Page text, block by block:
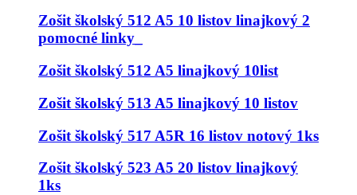
Zošit školský 512 A5 10 listov linajkový 2
pomocné linky_
Zošit školský 512 A5 linajkový 10list
Zošit školský 513 A5 linajkový 10 listov
Zošit školský 517 A5R 16 listov notový 1ks
Zošit školský 523 A5 20 listov linajkový
1ks